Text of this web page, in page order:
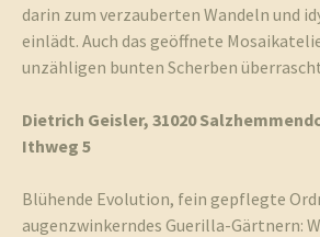
darin zum verzauberten Wandeln und
einlädt. Auch das geöffnete
unzähligen bunten Scherben
Dietrich Geisler, 31020
Ithweg 5
Blühende Evolution, fein gepflegte
augenzwinkerndes Guerilla-Gärtnern: